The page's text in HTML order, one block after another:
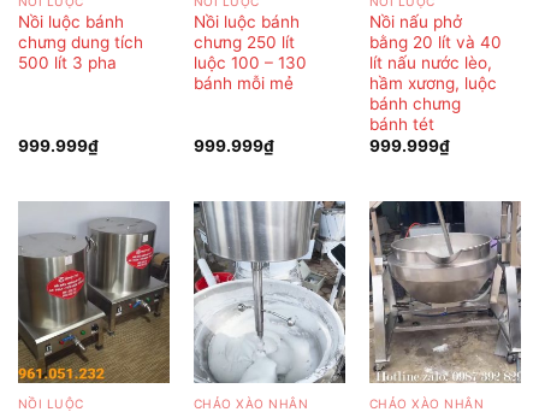
Nồi luộc bánh
chưng dung tích
500 lít 3 pha
999.999₫
Nồi luộc bánh
chưng 250 lít
luộc 100 – 130
bánh mỗi mẻ
999.999₫
Nồi nấu phở
bằng 20 lít và 40
lít nấu nước lèo,
hầm xương, luộc
bánh chưng
bánh tét
999.999₫
NỒI LUỘC CHẢO XÀO NHÂN CHẢO XÀO NHÂN